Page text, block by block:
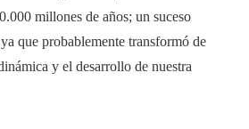
millones de años; un suceso
que probablemente transformó de
y el desarrollo de nuestra